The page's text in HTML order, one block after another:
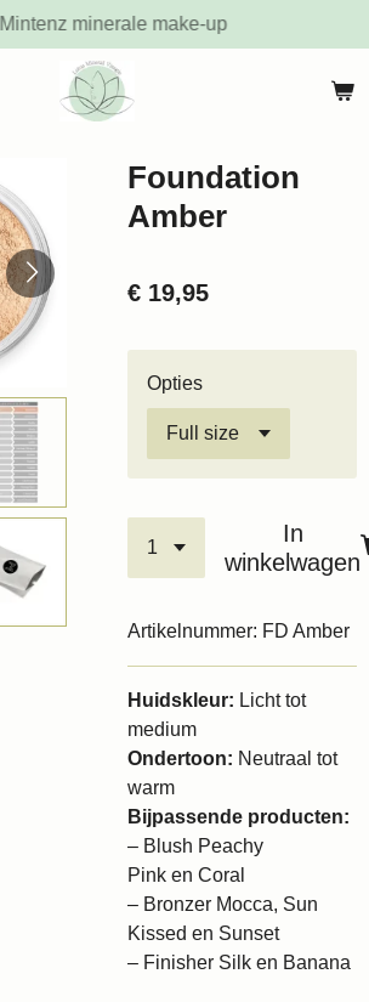
Mintenz minerale make-up
Foundation
Amber
€ 19,95
Opties
In
winkelwagen
Artikelnummer: FD Amber
Huidskleur: Licht tot
medium
Ondertoon: Neutraal tot
warm
Bijpassende producten:
– Blush Peachy
Pink en Coral
– Bronzer Mocca, Sun
Kissed en Sunset
– Finisher Silk en Banana